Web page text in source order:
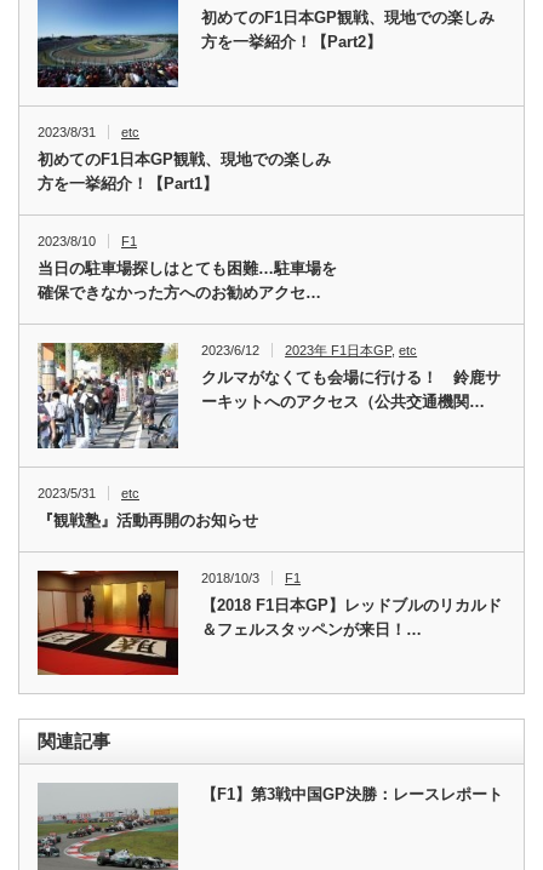
初めてのF1日本GP観戦、現地での楽しみ
方を一挙紹介！【Part2】
2023/8/31 etc
初めてのF1日本GP観戦、現地での楽しみ
方を一挙紹介！【Part1】
2023/8/10 F1
当日の駐車場探しはとても困難…駐車場を
確保できなかった方へのお勧めアクセ…
2023/6/12 2023年 F1日本GP,etc
クルマがなくても会場に行ける！ 鈴鹿サ
ーキットへのアクセス（公共交通機関…
2023/5/31 etc
『観戦塾』活動再開のお知らせ
2018/10/3 F1
【2018 F1日本GP】レッドブルのリカルド
＆フェルスタッペンが来日！…
関連記事
【F1】第3戦中国GP決勝：レースレポート